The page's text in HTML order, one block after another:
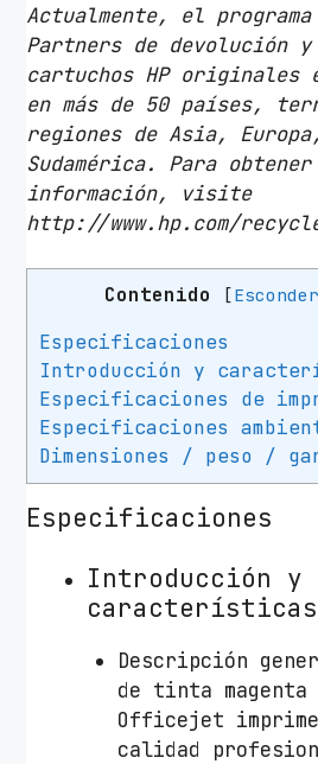
Actualmente, el
Partners de devolución
cartuchos HP originales
en más de 50 países,
regiones de Asia,
Sudamérica. Para obtener
información, visite
http://www.hp.com/
Contenido [Esconder
Especificaciones
Introducción y
Especificaciones de
Especificaciones
Dimensiones / peso /
Especificaciones
Introducción y
características
Descripción
de tinta magenta
Officejet
calidad